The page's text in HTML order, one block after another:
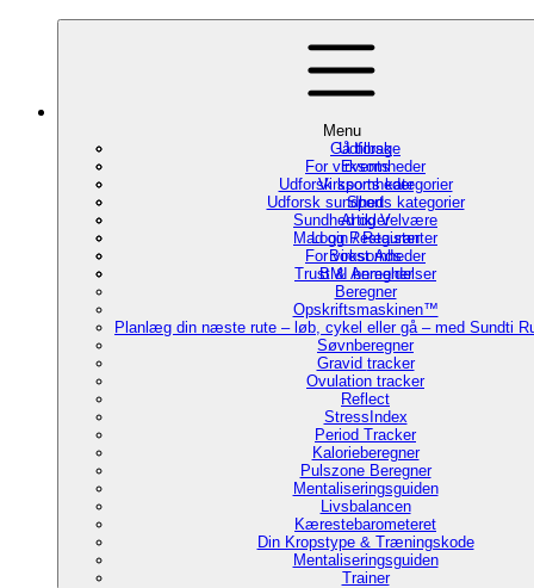
Menu
Udforsk
Events
Udforsk sports kategorier
Udforsk sundheds kategorier
Artikler
Login / Register
For virksomheder
BMI beregner
Beregner
Opskriftsmaskinen™
Planlæg din næste rute – løb, cykel eller gå – med Sundti
Søvnberegner
Gravid tracker
Ovulation tracker
Reflect
StressIndex
Period Tracker
Kalorieberegner
Pulszone Beregner
Mentaliseringsguiden
Livsbalancen
Kærestebarometeret
Din Kropstype & Træningskode
Mentaliseringsguiden
Trainer
Gå tilbage
For virksomheder
Virksomheder
Sport
Sundhed og Velvære
Mad og Restauranter
Boost Ads
Trust & Anmeldelser